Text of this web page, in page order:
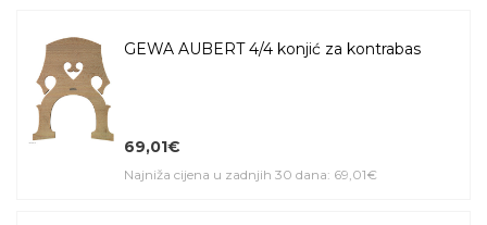
GEWA AUBERT 4/4 konjić za kontrabas
69,01€
Najniža cijena u zadnjih 30 dana: 69,01€